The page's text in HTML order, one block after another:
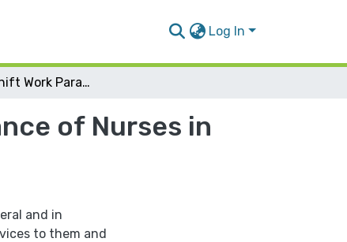
Log In
Effect of Shift Work Paradigms on Job Performance of Nurses in the Palestinian Health Sector
of Nurses in
and in
to them and